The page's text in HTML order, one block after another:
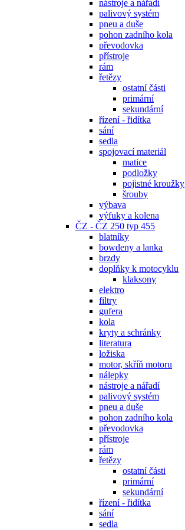
nástroje a nářadí
palivový systém
pneu a duše
pohon zadního kola
převodovka
přístroje
rám
řetězy
ostatní části
primární
sekundární
řízení - řidítka
sání
sedla
spojovací materiál
matice
podložky
pojistné kroužky
šrouby
výbava
výfuky a kolena
ČZ - ČZ 250 typ 455
blatníky
bowdeny a lanka
brzdy
doplňky k motocyklu
klaksony
elektro
filtry
gufera
kola
kryty a schránky
literatura
ložiska
motor, skříň motoru
nálepky
nástroje a nářadí
palivový systém
pneu a duše
pohon zadního kola
převodovka
přístroje
rám
řetězy
ostatní části
primární
sekundární
řízení - řidítka
sání
sedla